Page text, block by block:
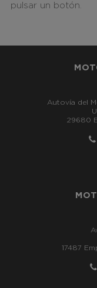
pulsar un botón.
Autovía del
29680
17487